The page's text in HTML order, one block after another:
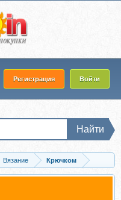
Регистрация Войти
Найти
Вязание
Крючком